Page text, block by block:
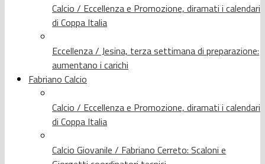
Calcio / Eccellenza e Promozione, diramati i calendari
di Coppa Italia
Eccellenza / Jesina, terza settimana di preparazione:
aumentano i carichi
Fabriano Calcio
Calcio / Eccellenza e Promozione, diramati i calendari
di Coppa Italia
Calcio Giovanile / Fabriano Cerreto: Scaloni e